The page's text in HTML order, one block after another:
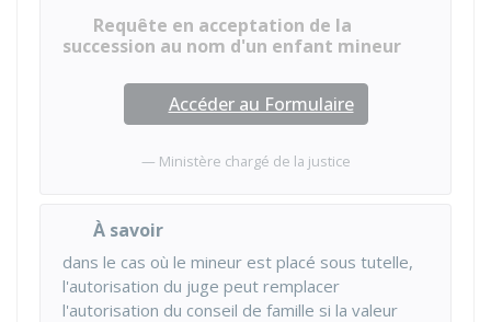
Requête en acceptation de la
succession au nom d'un enfant mineur
Accéder au Formulaire
Ministère chargé de la justice
À savoir
dans le cas où le mineur est placé sous tutelle,
l'autorisation du juge peut remplacer
l'autorisation du conseil de famille si la valeur